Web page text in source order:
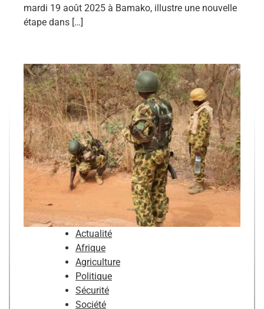
mardi 19 août 2025 à Bamako, illustre une nouvelle
étape dans […]
Actualité
Afrique
Agriculture
Politique
Sécurité
Société